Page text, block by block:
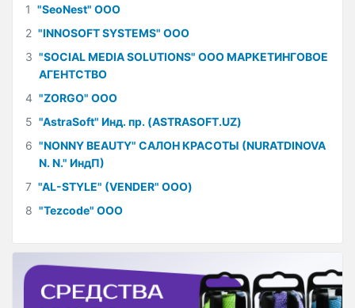
1 "SeoNest" ООО
2 "INNOSOFT SYSTEMS" ООО
3 "SOCIAL MEDIA SOLUTIONS" ООО МАРКЕТИНГОВОЕ
АГЕНТСТВО
4 "ZORGO" ООО
5 "AstraSoft" Инд. пр. (ASTRASOFT.UZ)
6 "NONNY BEAUTY" САЛОН КРАСОТЫ (NURATDINOVA
N. N." ИндП)
7 "AL-STYLE" (VENDER" ООО)
8 "Tezcode" ООО